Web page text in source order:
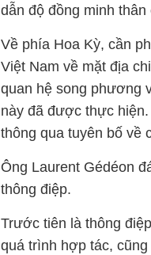
dẫn độ đồng minh thân
Về phía Hoa Kỳ, cần
Việt Nam về mặt địa
quan hệ song phương
này đã được thực
thông qua tuyên bố về
Ông Laurent Gédéon
thông điệp.
Trước tiên là thông
quá trình hợp tác,